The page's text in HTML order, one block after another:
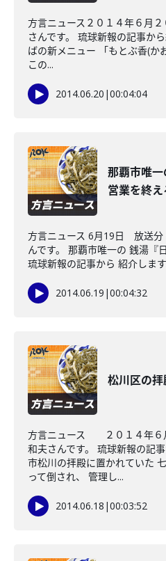
方言ニュース２０１４年６月
さんです。 琉球新報の記事か
ばの新メニュー 「もとぶ香(か
この...
2014.06.20 |00:04:04
那覇市唯
営業を終え
方言ニュース 6月19日 放送分
んです。 那覇市唯一の 銭湯
琉球新報の記事から 紹介しま
2014.06.19 |00:04:32
松川区の
方言ニュース ２０１４年６
和夫さんです。 琉球新報の記
市松川の拝殿に置かれていた
って倒され、 管理し...
2014.06.18 |00:03:52